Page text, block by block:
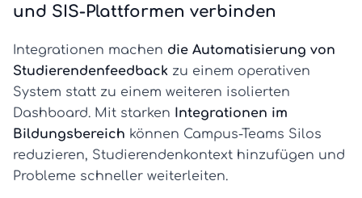
und SIS-Plattformen verbinden
Integrationen machen die Automatisierung von
Studierendenfeedback zu einem operativen
System statt zu einem weiteren isolierten
Dashboard. Mit starken Integrationen im
Bildungsbereich können Campus-Teams Silos
reduzieren, Studierendenkontext hinzufügen und
Probleme schneller weiterleiten.